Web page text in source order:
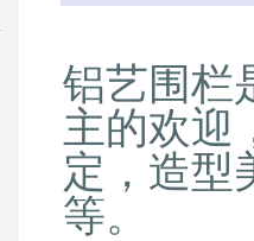
铝艺围栏
主的欢迎
定，造型
等。